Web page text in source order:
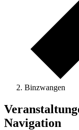
Binzwangen
for
Navigation